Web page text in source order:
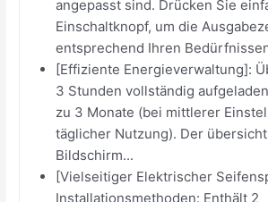
angepasst sind. Drücken Sie
Einschaltknopf, um die
entsprechend Ihren
[Effiziente Energieverwaltung]:
3 Stunden vollständig
zu 3 Monate (bei mittlerer
täglicher Nutzung). Der
Bildschirm...
[Vielseitiger Elektrischer
Installationsmethoden: Enthält 2